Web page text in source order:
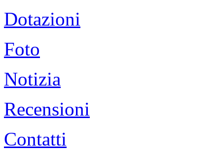
Dotazioni
Foto
Notizia
Recensioni
Contatti